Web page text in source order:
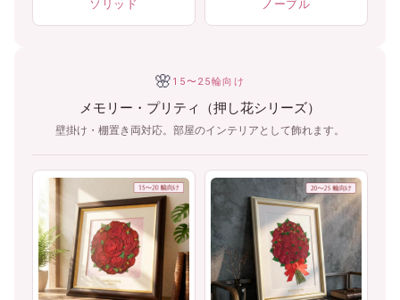
ソリッド ノーブル
🌸 15〜25輪向け
メモリー・プリティ（押し花シリーズ）
壁掛け・棚置き両対応。部屋のインテリアとして飾れます。